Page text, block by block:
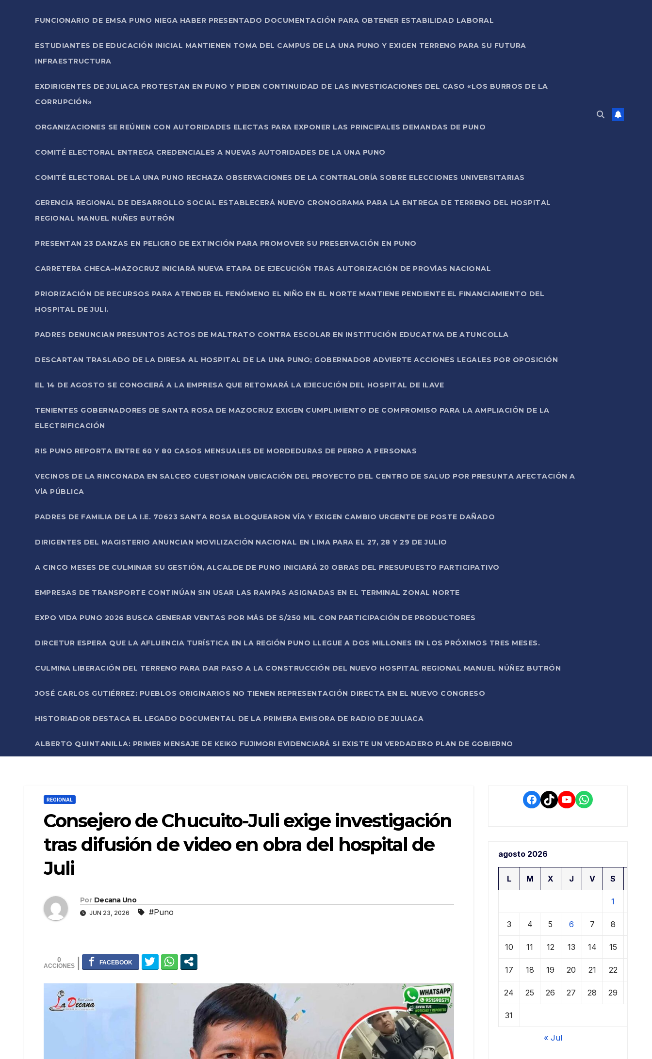
FUNCIONARIO DE EMSA PUNO NIEGA HABER PRESENTADO DOCUMENTACIÓN PARA OBTENER ESTABILIDAD LABORAL
ESTUDIANTES DE EDUCACIÓN INICIAL MANTIENEN TOMA DEL CAMPUS DE LA UNA PUNO Y EXIGEN TERRENO PARA SU FUTURA
INFRAESTRUCTURA
EXDIRIGENTES DE JULIACA PROTESTAN EN PUNO Y PIDEN CONTINUIDAD DE LAS INVESTIGACIONES DEL CASO «LOS BURROS DE LA
CORRUPCIÓN»
ORGANIZACIONES SE REÚNEN CON AUTORIDADES ELECTAS PARA EXPONER LAS PRINCIPALES DEMANDAS DE PUNO
COMITÉ ELECTORAL ENTREGA CREDENCIALES A NUEVAS AUTORIDADES DE LA UNA PUNO
COMITÉ ELECTORAL DE LA UNA PUNO RECHAZA OBSERVACIONES DE LA CONTRALORÍA SOBRE ELECCIONES UNIVERSITARIAS
GERENCIA REGIONAL DE DESARROLLO SOCIAL ESTABLECERÁ NUEVO CRONOGRAMA PARA LA ENTREGA DE TERRENO DEL HOSPITAL
REGIONAL MANUEL NUÑES BUTRÓN
PRESENTAN 23 DANZAS EN PELIGRO DE EXTINCIÓN PARA PROMOVER SU PRESERVACIÓN EN PUNO
CARRETERA CHECA–MAZOCRUZ INICIARÁ NUEVA ETAPA DE EJECUCIÓN TRAS AUTORIZACIÓN DE PROVÍAS NACIONAL
PRIORIZACIÓN DE RECURSOS PARA ATENDER EL FENÓMENO EL NIÑO EN EL NORTE MANTIENE PENDIENTE EL FINANCIAMIENTO DEL
HOSPITAL DE JULI.
PADRES DENUNCIAN PRESUNTOS ACTOS DE MALTRATO CONTRA ESCOLAR EN INSTITUCIÓN EDUCATIVA DE ATUNCOLLA
DESCARTAN TRASLADO DE LA DIRESA AL HOSPITAL DE LA UNA PUNO; GOBERNADOR ADVIERTE ACCIONES LEGALES POR OPOSICIÓN
EL 14 DE AGOSTO SE CONOCERÁ A LA EMPRESA QUE RETOMARÁ LA EJECUCIÓN DEL HOSPITAL DE ILAVE
TENIENTES GOBERNADORES DE SANTA ROSA DE MAZOCRUZ EXIGEN CUMPLIMIENTO DE COMPROMISO PARA LA AMPLIACIÓN DE LA
ELECTRIFICACIÓN
RIS PUNO REPORTA ENTRE 60 Y 80 CASOS MENSUALES DE MORDEDURAS DE PERRO A PERSONAS
VECINOS DE LA RINCONADA EN SALCEO CUESTIONAN UBICACIÓN DEL PROYECTO DEL CENTRO DE SALUD POR PRESUNTA AFECTACIÓN A
VÍA PÚBLICA
PADRES DE FAMILIA DE LA I.E. 70623 SANTA ROSA BLOQUEARON VÍA Y EXIGEN CAMBIO URGENTE DE POSTE DAÑADO
DIRIGENTES DEL MAGISTERIO ANUNCIAN MOVILIZACIÓN NACIONAL EN LIMA PARA EL 27, 28 Y 29 DE JULIO
A CINCO MESES DE CULMINAR SU GESTIÓN, ALCALDE DE PUNO INICIARÁ 20 OBRAS DEL PRESUPUESTO PARTICIPATIVO
EMPRESAS DE TRANSPORTE CONTINÚAN SIN USAR LAS RAMPAS ASIGNADAS EN EL TERMINAL ZONAL NORTE
EXPO VIDA PUNO 2026 BUSCA GENERAR VENTAS POR MÁS DE S/250 MIL CON PARTICIPACIÓN DE PRODUCTORES
DIRCETUR ESPERA QUE LA AFLUENCIA TURÍSTICA EN LA REGIÓN PUNO LLEGUE A DOS MILLONES EN LOS PRÓXIMOS TRES MESES.
CULMINA LIBERACIÓN DEL TERRENO PARA DAR PASO A LA CONSTRUCCIÓN DEL NUEVO HOSPITAL REGIONAL MANUEL NÚÑEZ BUTRÓN
JOSÉ CARLOS GUTIÉRREZ: PUEBLOS ORIGINARIOS NO TIENEN REPRESENTACIÓN DIRECTA EN EL NUEVO CONGRESO
HISTORIADOR DESTACA EL LEGADO DOCUMENTAL DE LA PRIMERA EMISORA DE RADIO DE JULIACA
ALBERTO QUINTANILLA: PRIMER MENSAJE DE KEIKO FUJIMORI EVIDENCIARÁ SI EXISTE UN VERDADERO PLAN DE GOBIERNO
REGIONAL
Consejero de Chucuito-Juli exige investigación
tras difusión de video en obra del hospital de
Juli
Por Decana Uno
JUN 23, 2026 #Puno
0
Facebook
TikTokYouTube
WhatsApp
agosto 2026
L M X J V S
1
3 4 5 6 7 8
10 11 12 13 14 15
17 18 19 20 21 22
24 25 26 27 28 29
31
« Jul